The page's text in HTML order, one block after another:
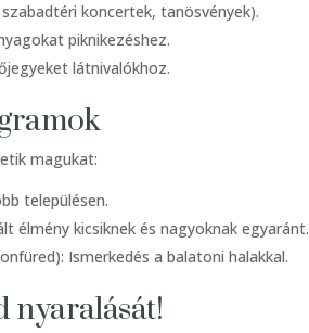
koncertek, tanösvények).
piknikezéshez.
látnivalókhoz.
magukat:
településen.
élmény kicsiknek és nagyoknak egyaránt.
Ismerkedés a balatoni halakkal.
nyaralását!